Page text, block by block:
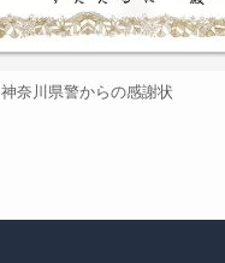
神奈川県警からの感謝状